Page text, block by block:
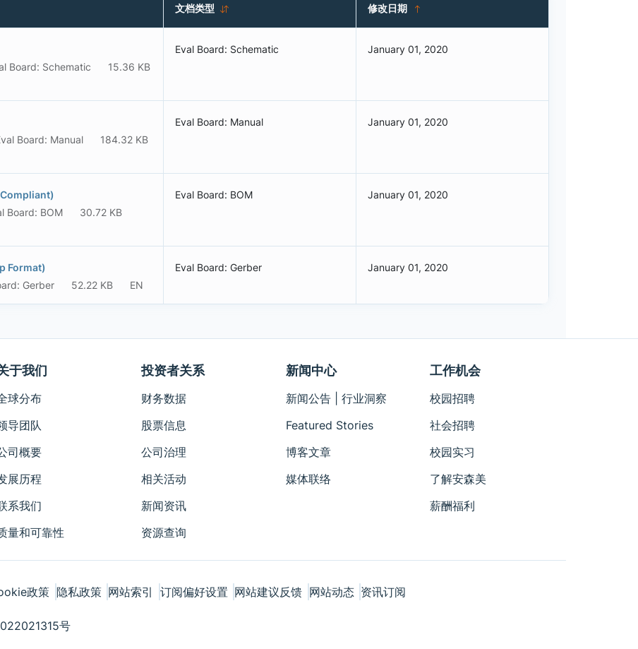
文档类型 修改日期
Board: Schematic
15.36 KB
Eval Board: Schematic January 01, 2020
Board: Manual
184.32 KB
Eval Board: Manual January 01, 2020
Board: BOM
30.72 KB
Eval Board: BOM January 01, 2020
Format)
Gerber 52.22 KB EN
Eval Board: Gerber January 01, 2020
于我们
球分布
导团队
司概要
展历程
系我们
量和可靠性
投资者关系
财务数据
股票信息
公司治理
相关活动
新闻资讯
资源查询
新闻中心
新闻公告 | 行业洞察
Featured Stories
博客文章
媒体联络
工作机会
校园招聘
社会招聘
校园实习
了解安森美
薪酬福利
政策 隐私政策 网站索引 订阅偏好设置 网站建议反馈 网站动态 资讯订阅
号